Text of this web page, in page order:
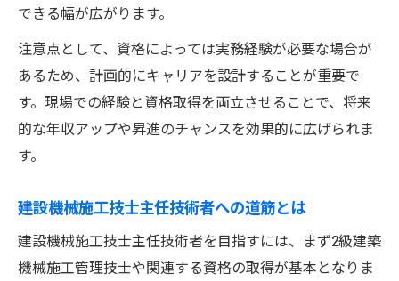
できる幅が広がります。
注意点として、資格によっては実務経験が必要な場合が
あるため、計画的にキャリアを設計することが重要で
す。現場での経験と資格取得を両立させることで、将来
的な年収アップや昇進のチャンスを効果的に広げられま
す。
建設機械施工技士主任技術者への道筋とは
建設機械施工技士主任技術者を目指すには、まず2級建築
機械施工管理技士や関連する資格の取得が基本となりま